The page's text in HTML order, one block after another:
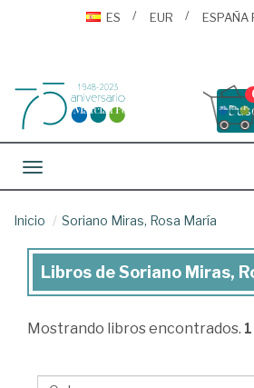
ES
EUR ESPAÑA
Toggle navigation
Inicio Soriano Miras, Rosa María
Libros
Soriano
Libros de Soriano Miras,
Mostrando libros encontrados. 1